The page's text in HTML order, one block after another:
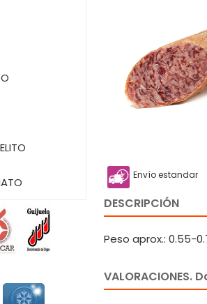
Envío estandar
DESCRIPCIÓN
Peso aprox.: 0.55-
VALORACIONES.